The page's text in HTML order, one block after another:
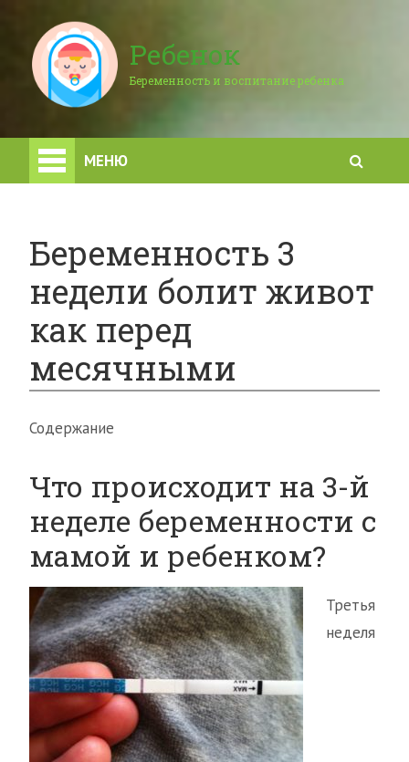
Ребенок
Беременность и воспитание ребенка
МЕНЮ
Беременность 3
недели болит живот
как перед
месячными
Содержание
Что происходит на 3-й
неделе беременности с
мамой и ребенком?
Третья
неделя